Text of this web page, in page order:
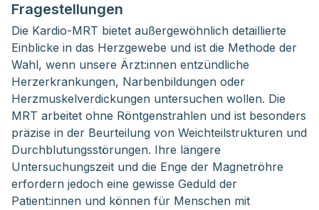
Fragestellungen
Die Kardio-MRT bietet außergewöhnlich detaillierte
Einblicke in das Herzgewebe und ist die Methode der
Wahl, wenn unsere Ärzt:innen entzündliche
Herzerkrankungen, Narbenbildungen oder
Herzmuskelverdickungen untersuchen wollen. Die
MRT arbeitet ohne Röntgenstrahlen und ist besonders
präzise in der Beurteilung von Weichteilstrukturen und
Durchblutungsstörungen. Ihre längere
Untersuchungszeit und die Enge der Magnetröhre
erfordern jedoch eine gewisse Geduld der
Patient:innen und können für Menschen mit